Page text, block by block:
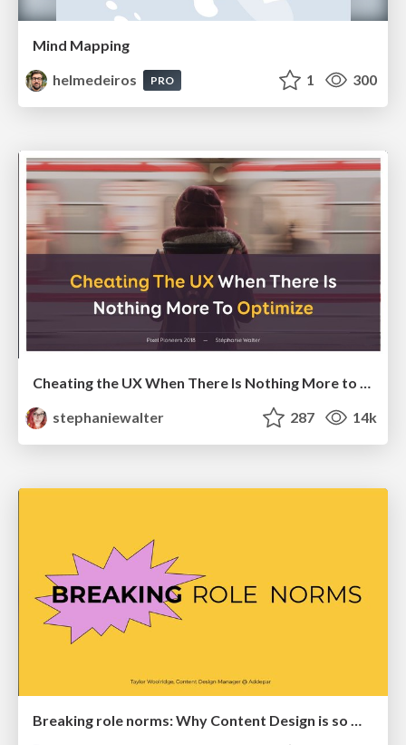
Mind Mapping
helmedeiros
PRO 1 300
Cheating the UX When There Is Nothing More to Optimize - PixelPioneers
stephaniewalter
287 14k
Breaking role norms: Why Content Design is so much more than writing copy - Taylor Woolridge